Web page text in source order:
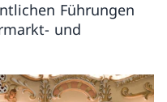
Führungen
und